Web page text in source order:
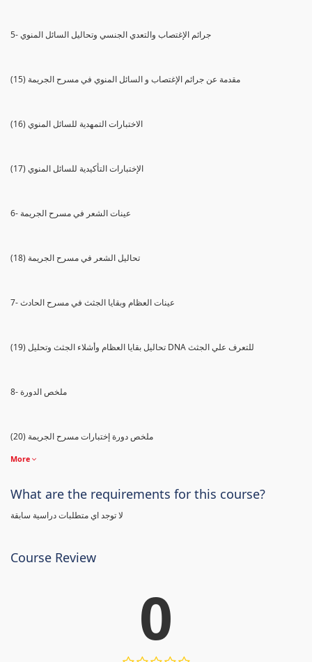
5- جرائم الإغتصاب والتعدي الجنسي وتحاليل السائل المنوي
(15) مقدمة عن جرائم الإغتصاب و السائل المنوي في مسرح الجريمة
(16) الاختبارات التمهدية للسائل المنوي
(17) الإختبارات التأكيدية للسائل المنوي
6- عينات الشعر في مسرح الجريمة
(18) تحاليل الشعر في مسرح الجريمة
7- عينات العظام وبقايا الجثث في مسرح الحادث
(19) تحاليل بقايا العظام وأشلاء الجثث وتحليل DNA للتعرف علي الجثث
8- ملخص الدورة
(20) ملخص دورة إختبارات مسرح الجريمة
More
What are the requirements for this course?
لا توجد اي متطلبات دراسية سابقة
Course Review
0